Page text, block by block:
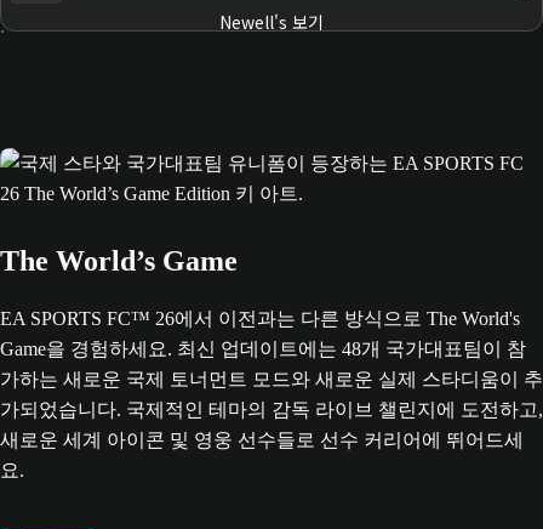
Newell's 보기
The World’s Game
EA SPORTS FC™ 26에서 이전과는 다른 방식으로 The World's
Game을 경험하세요. 최신 업데이트에는 48개 국가대표팀이 참
가하는 새로운 국제 토너먼트 모드와 새로운 실제 스타디움이 추
가되었습니다. 국제적인 테마의 감독 라이브 챌린지에 도전하고,
새로운 세계 아이콘 및 영웅 선수들로 선수 커리어에 뛰어드세
요.